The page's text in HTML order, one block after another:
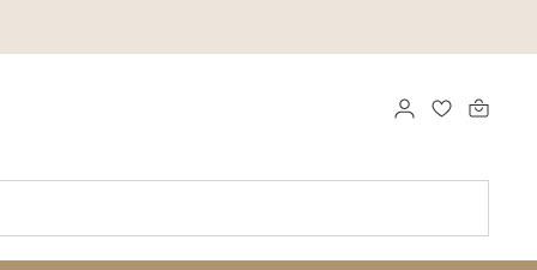
LOG IND